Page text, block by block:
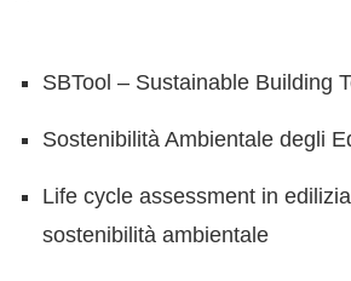
SBTool – Sustainable Building
Sostenibilità Ambientale degli
Life cycle assessment in
sostenibilità ambientale